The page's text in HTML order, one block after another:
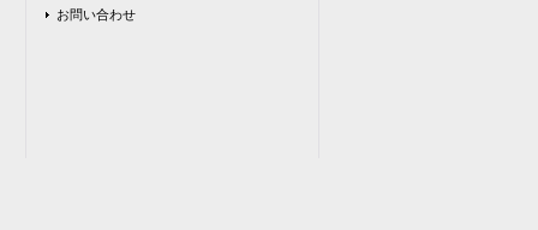
お問い合わせ